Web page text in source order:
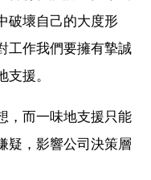
破壞自己的大度形
工作我們要擁有摯誠
援。
，而一味地支援只能
疑，影響公司決策層